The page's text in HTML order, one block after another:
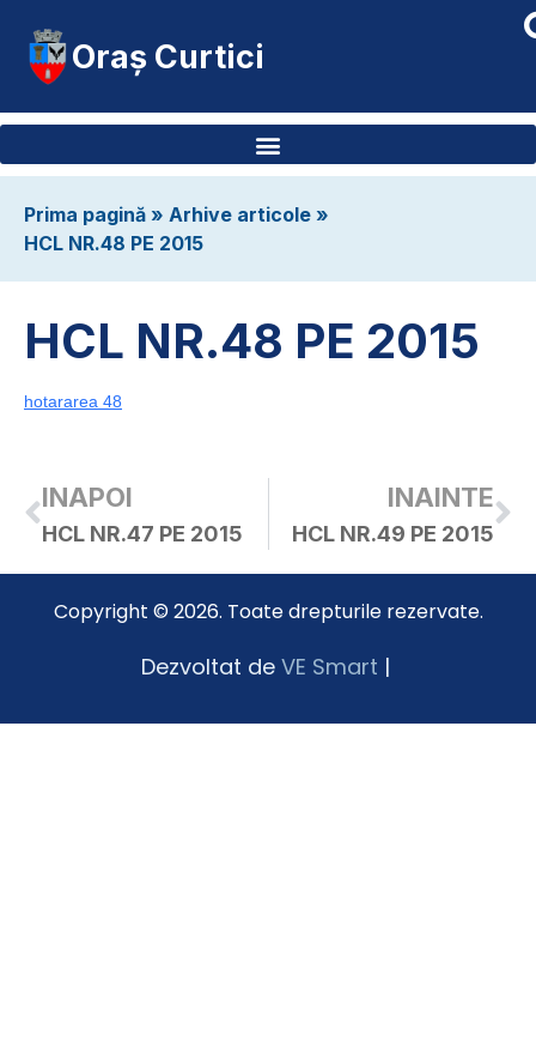
Oraș Curtici
Prima pagină » Arhive articole »
HCL NR.48 PE 2015
HCL NR.48 PE 2015
hotararea 48
INAPOI
HCL NR.47 PE 2015
INAINTE
HCL NR.49 PE 2015
Copyright © 2026. Toate drepturile rezervate.
Dezvoltat de VE Smart |